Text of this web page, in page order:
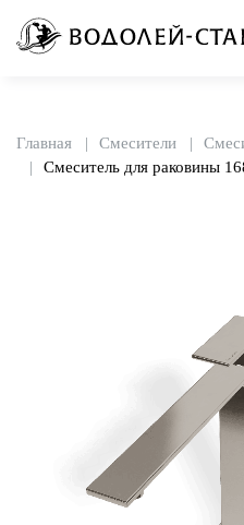
Главная Смесители
Смеситель для раковины